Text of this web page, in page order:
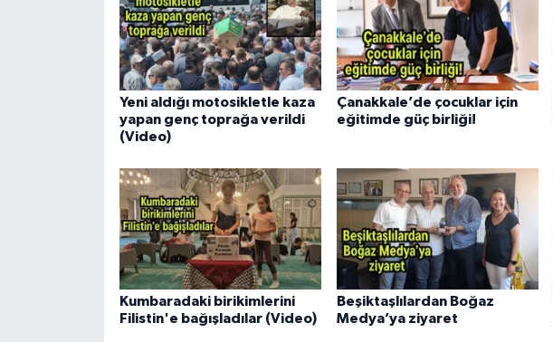
Yeni aldığı motosikletle kaza
yapan genç toprağa verildi
(Video)
Çanakkale’de çocuklar için
eğitimde güç birliği!
Kumbaradaki birikimlerini
Filistin'e bağışladılar (Video)
Beşiktaşlılardan Boğaz
Medya’ya ziyaret